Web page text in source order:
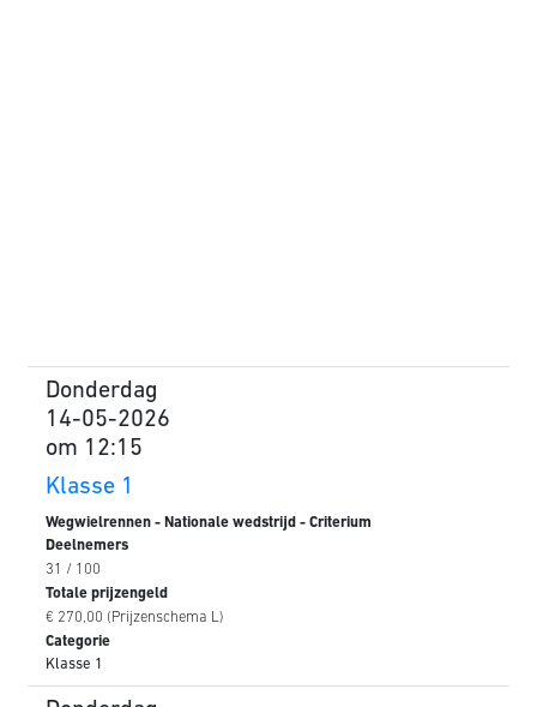
Donderdag
14-05-2026
om 12:15
Klasse 1
Wegwielrennen - Nationale wedstrijd - Criterium
Deelnemers
31 / 100
Totale prijzengeld
€ 270,00 (Prijzenschema L)
Categorie
Klasse 1